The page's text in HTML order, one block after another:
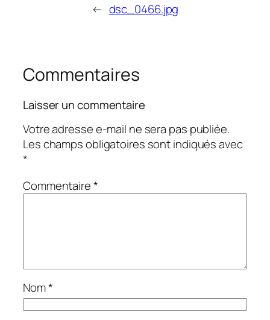
← dsc_0466.jpg
Commentaires
Laisser un commentaire
Votre adresse e-mail ne sera pas publiée.
Les champs obligatoires sont indiqués avec
*
Commentaire*
Nom*